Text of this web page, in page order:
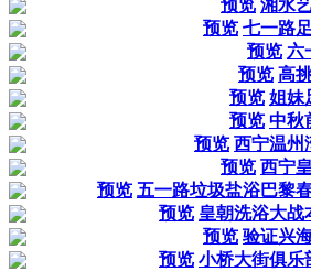
预览 湘水
预览 七一路
预览 六
预览 高
预览 姐妹
预览 中秋
预览 西宁温州
预览 西宁
预览 五一路垃圾盐浴巴黎
预览 皇朝洗浴大战
预览 验证兴
预览 小桥大街俱乐